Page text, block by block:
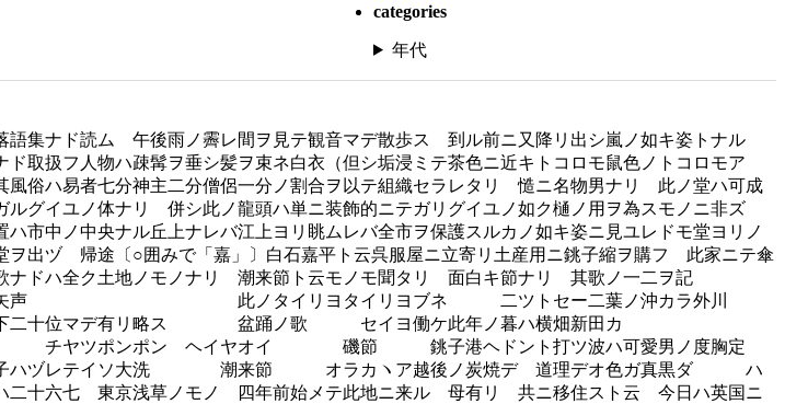
categories
年代
ナド読ム 午後雨ノ霽レ間ヲ見テ観音マデ散歩ス 到ル前ニ又降リ出シ嵐ノ如キ姿トナル
扱フ人物ハ疎髯ヲ垂シ髪ヲ束ネ白衣（但シ垢浸ミテ茶色ニ近キトコロモ鼠色ノトコロモア
俗ハ易者七分神主二分僧侶一分ノ割合ヲ以テ組織セラレタリ 慥ニ名物男ナリ 此ノ堂ハ可成
ルグイユノ体ナリ 併シ此ノ龍頭ハ単ニ装飾的ニテガリグイユノ如ク樋ノ用ヲ為スモノニ非ズ
中ノ中央ナル丘上ナレバ江上ヨリ眺ムレバ全市ヲ保護スルカノ如キ姿ニ見ユレドモ堂ヨリノ
出ヅ 帰途〔○囲みで「嘉」〕白石嘉平ト云呉服屋ニ立寄リ土産用ニ銚子縮ヲ購フ 此家ニテ傘
ドハ全ク土地ノモノナリ 潮来節ト云モノモ聞タリ 面白キ節ナリ 其歌ノ一二ヲ記
声 此ノタイリヨタイリヨブネ 二ツトセー二葉ノ沖カラ外川
有リ略ス 盆踊ノ歌 セイヨ働ケ此年ノ暮ハ横畑新田カ
ヘイヤオイ 磯節 銚子港ヘドント打ツ波ハ可愛男ノ度胸定
ヅレテイソ大洗 潮来節 オラカヽア越後ノ炭焼デ 道理デオ色ガ真黒ダ ハ
六七 東京浅草ノモノ 四年前始メテ此地ニ来ル 母有リ 共ニ移住スト云 今日ハ英国ニ